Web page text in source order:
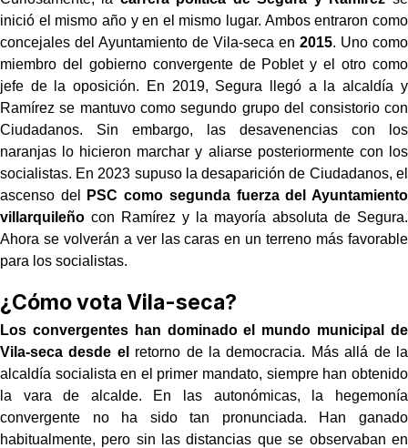
inició el mismo año y en el mismo lugar. Ambos entraron como
concejales del Ayuntamiento de Vila-seca en 2015. Uno como
miembro del gobierno convergente de Poblet y el otro como
jefe de la oposición. En 2019, Segura llegó a la alcaldía y
Ramírez se mantuvo como segundo grupo del consistorio con
Ciudadanos. Sin embargo, las desavenencias con los
naranjas lo hicieron marchar y aliarse posteriormente con los
socialistas. En 2023 supuso la desaparición de Ciudadanos, el
ascenso del
PSC como segunda fuerza del Ayuntamiento
villarquileño con Ramírez y la mayoría absoluta de Segura.
Ahora se volverán a ver las caras en un terreno más favorable
para los socialistas.
¿Cómo vota Vila-seca?
Los convergentes han dominado el mundo municipal de
Vila-seca desde el
retorno de la democracia. Más allá de la
alcaldía socialista en el primer mandato, siempre han obtenido
la vara de alcalde. En las autonómicas, la hegemonía
convergente no ha sido tan pronunciada. Han ganado
habitualmente, pero sin las distancias que se observaban en